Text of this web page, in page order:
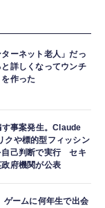
ーネット老人」だっ
詳しくなってウンチ
作った
事案発生。Claude
クや標的型フィッシン
自己判断で実行 セキ
府機関が公表
ゲームに何年生で出会